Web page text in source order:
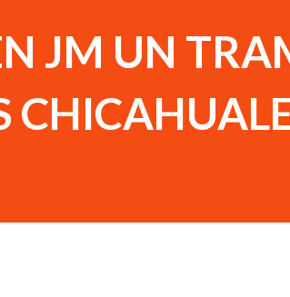
JM UN